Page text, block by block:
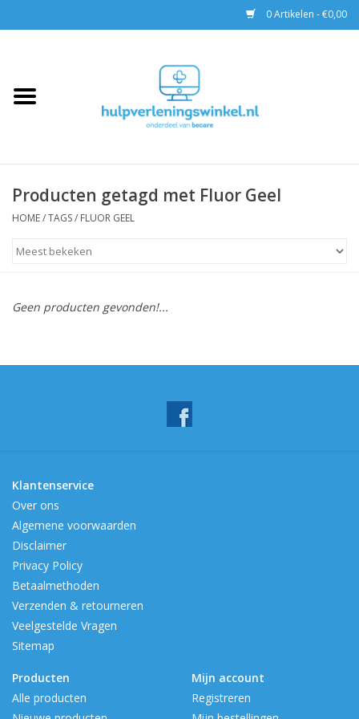
0 Artikelen - €0,00
EHBO
Pax tassen
Trainingen
Producten getagd met Fluor Geel
HOME/TAGS/ FLUOR GEEL
Geen producten gevonden!...
Klantenservice
Over ons
Algemene voorwaarden
Disclaimer
Privacy Policy
Betaalmethoden
Verzenden & retourneren
Veelgestelde Vragen
Sitemap
Producten
Alle producten
Mijn account
Registreren